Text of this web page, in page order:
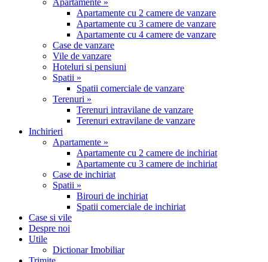
Apartamente »
Apartamente cu 2 camere de vanzare
Apartamente cu 3 camere de vanzare
Apartamente cu 4 camere de vanzare
Case de vanzare
Vile de vanzare
Hoteluri si pensiuni
Spatii »
Spatii comerciale de vanzare
Terenuri »
Terenuri intravilane de vanzare
Terenuri extravilane de vanzare
Inchirieri
Apartamente »
Apartamente cu 2 camere de inchiriat
Apartamente cu 3 camere de inchiriat
Case de inchiriat
Spatii »
Birouri de inchiriat
Spatii comerciale de inchiriat
Case si vile
Despre noi
Utile
Dictionar Imobiliar